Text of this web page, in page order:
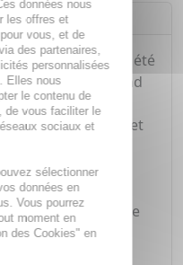
Oxyprolane® a été
nettoyage profond
enrichie en
E, il permet
taches
raviver l'éclat
savoir-faire unique
naturellement
données nous
les offres et
vous, et de
des partenaires,
personnalisées
Elles nous
le contenu de
de vous faciliter le
sociaux et
sélectionner
données en
Vous pourrez
moment en
des Cookies" en